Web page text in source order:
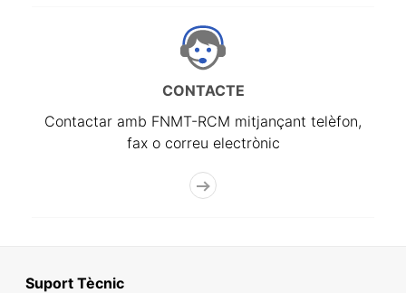
CONTACTE
Contactar amb FNMT-RCM mitjançant telèfon,
fax o correu electrònic
Suport Tècnic